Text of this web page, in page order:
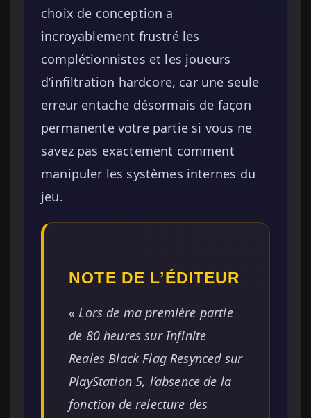
choix de conception a
incroyablement frustré les
complétionnistes et les joueurs
d’infiltration hardcore, car une seule
erreur entache désormais de façon
permanente votre partie si vous ne
savez pas exactement comment
manipuler les systèmes internes du
jeu.
NOTE DE L’ÉDITEUR
« Lors de ma première partie
de 80 heures sur Infinite
Reales Black Flag Resynced sur
PlayStation 5, l’absence de la
fonction de relecture des